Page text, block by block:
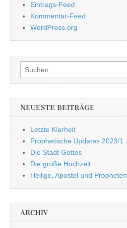
Eintrags-Feed
Kommentar-Feed
WordPress.org
Suchen
nach:
NEUESTE BEITRÄGE
Letzte Klarheit
Prophetische Updates 2023/1
Die Stadt Gottes
Die große Hochzeit
Heilige, Apostel und Propheten
ARCHIV